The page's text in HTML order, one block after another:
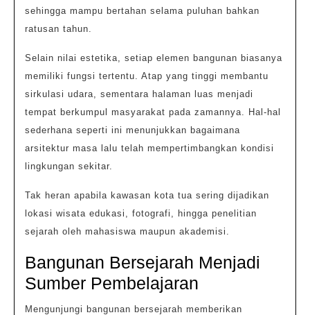
sehingga mampu bertahan selama puluhan bahkan
ratusan tahun.
Selain nilai estetika, setiap elemen bangunan biasanya
memiliki fungsi tertentu. Atap yang tinggi membantu
sirkulasi udara, sementara halaman luas menjadi
tempat berkumpul masyarakat pada zamannya. Hal-hal
sederhana seperti ini menunjukkan bagaimana
arsitektur masa lalu telah mempertimbangkan kondisi
lingkungan sekitar.
Tak heran apabila kawasan kota tua sering dijadikan
lokasi wisata edukasi, fotografi, hingga penelitian
sejarah oleh mahasiswa maupun akademisi.
Bangunan Bersejarah Menjadi
Sumber Pembelajaran
Mengunjungi bangunan bersejarah memberikan